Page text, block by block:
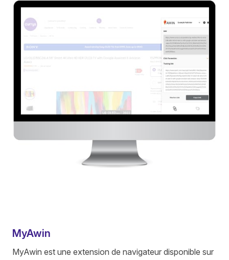
MyAwin
MyAwin est une extension de navigateur disponible sur